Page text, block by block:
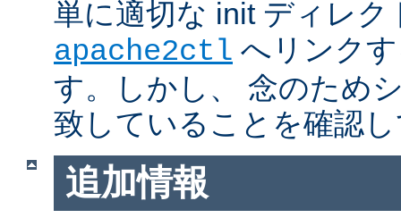
単に適切な init ディレク
apache2ctl へリンク
す。しかし、 念のため
致していることを確認
追加情報